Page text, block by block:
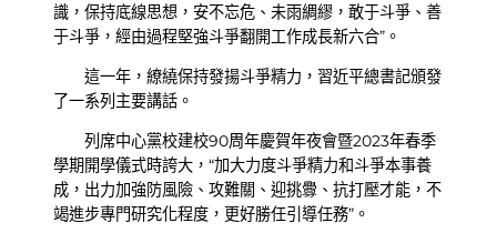
識，保持底線思想，安不忘危、未雨綢繆，敢于斗爭、善
于斗爭，經由過程堅強斗爭翻開工作成長新六合”。
這一年，繚繞保持發揚斗爭精力，習近平總書記頒發
了一系列主要講話。
列席中心黨校建校90周年慶賀年夜會暨2023年春季
學期開學儀式時誇大，“加大力度斗爭精力和斗爭本事養
成，出力加強防風險、攻難關、迎挑釁、抗打壓才能，不
竭進步專門研究化程度，更好勝任引導任務”。